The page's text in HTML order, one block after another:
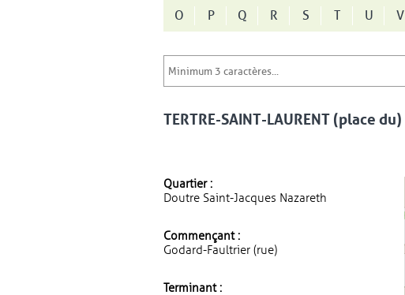
O
P Q R S T U V
TERTRE-SAINT-LAURENT (place du)
Quartier :
Doutre Saint-Jacques Nazareth
Commençant :
Godard-Faultrier (rue)
Terminant :